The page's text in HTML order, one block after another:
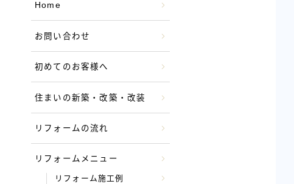
Home
お問い合わせ
初めてのお客様へ
住まいの新築・改築・改装
リフォームの流れ
リフォームメニュー
リフォーム施工例